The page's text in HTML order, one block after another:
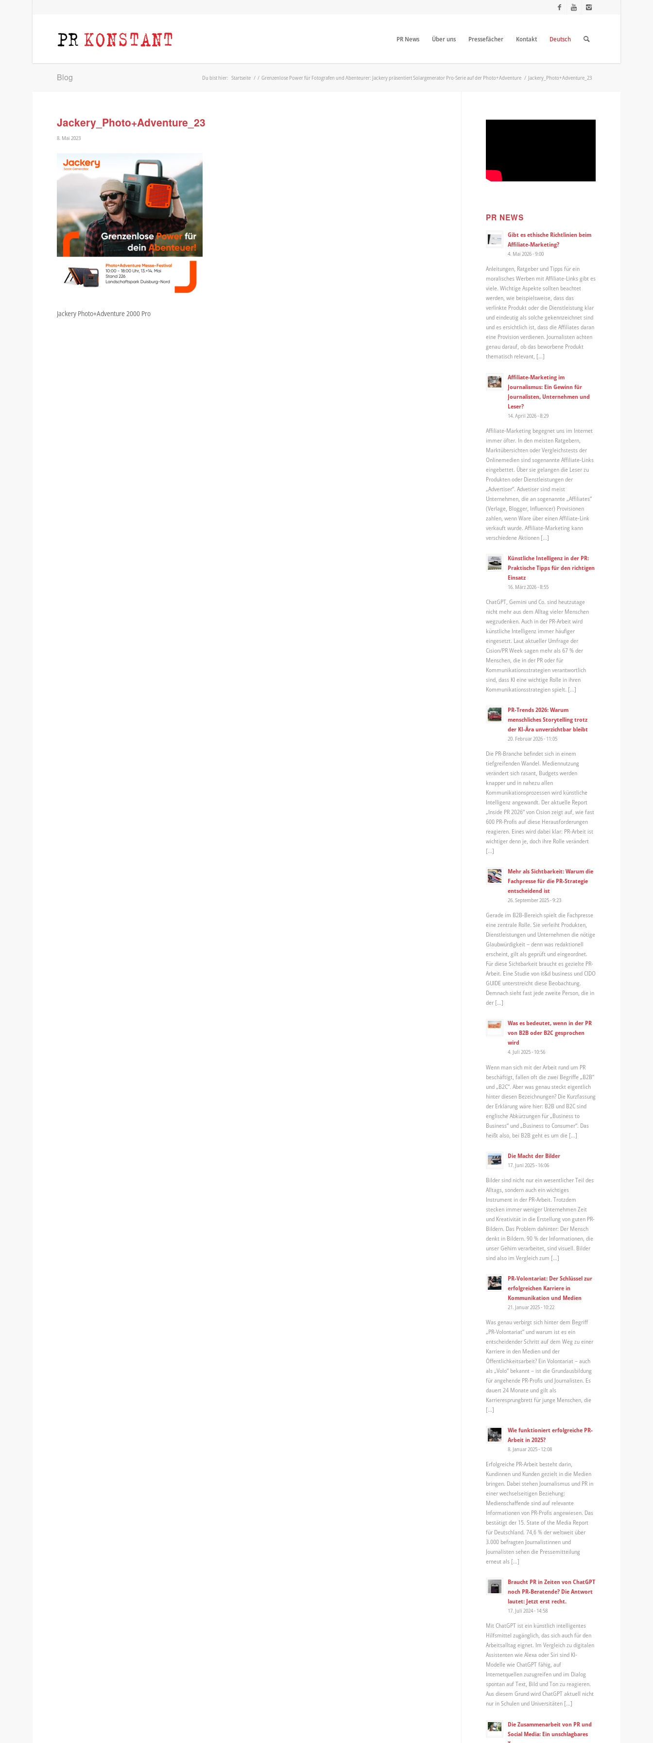
PR News Über uns Pressefächer Kontakt Deutsch
Blog Du bist hier: Startseite / / Grenzenlose Power für Fotografen und Abenteurer: Jackery präsentiert Solargenerator Pro-Serie auf der Photo+Adventure / Jackery_Photo+Adventure_23
Jackery_Photo+Adventure_23
8. Mai 2023
Jackery Photo+Adventure 2000 Pro
PR NEWS
Gibt es ethische Richtlinien beim
Affiliate-Marketing?
4. Mai 2026 - 9:00
Anleitungen, Ratgeber und Tipps für ein
moralisches Werben mit Affiliate-Links gibt es
viele. Wichtige Aspekte sollten beachtet
werden, wie beispielsweise, dass das
verlinkte Produkt oder die Dienstleistung klar
und eindeutig als solche gekennzeichnet sind
und es ersichtlich ist, dass die Affiliates daran
eine Provision verdienen. Journalisten achten
genau darauf, ob das beworbene Produkt
thematisch relevant, […]
Affiliate-Marketing im
Journalismus: Ein Gewinn für
Journalisten, Unternehmen und
Leser?
14. April 2026 - 8:29
Affiliate-Marketing begegnet uns im Internet
immer öfter. In den meisten Ratgebern,
Marktübersichten oder Vergleichstests der
Onlinemedien sind sogenannte Affiliate-Links
eingebettet. Über sie gelangen die Leser zu
Produkten oder Dienstleistungen der
„Advertiser“. Advetiser sind meist
Unternehmen, die an sogenannte „Affiliates“
(Verlage, Blogger, Influencer) Provisionen
zahlen, wenn Ware über einen Affiliate-Link
verkauft wurde. Affiliate-Marketing kann
verschiedene Aktionen […]
Künstliche Intelligenz in der PR:
Praktische Tipps für den richtigen
Einsatz
16. März 2026 - 8:55
ChatGPT, Gemini und Co. sind heutzutage
nicht mehr aus dem Alltag vieler Menschen
wegzudenken. Auch in der PR-Arbeit wird
künstliche Intelligenz immer häufiger
eingesetzt. Laut aktueller Umfrage der
Cision/PR Week sagen mehr als 67 % der
Menschen, die in der PR oder für
Kommunikationsstrategien verantwortlich
sind, dass KI eine wichtige Rolle in ihren
Kommunikationsstrategien spielt. […]
PR-Trends 2026: Warum
menschliches Storytelling trotz
der KI-Ära unverzichtbar bleibt
20. Februar 2026 - 11:05
Die PR-Branche befindet sich in einem
tiefgreifenden Wandel. Mediennutzung
verändert sich rasant, Budgets werden
knapper und in nahezu allen
Kommunikationsprozessen wird künstliche
Intelligenz angewandt. Der aktuelle Report
„Inside PR 2026“ von Cision zeigt auf, wie fast
600 PR-Profis auf diese Herausforderungen
reagieren. Eines wird dabei klar: PR-Arbeit ist
wichtiger denn je, doch ihre Rolle verändert
[…]
Mehr als Sichtbarkeit: Warum die
Fachpresse für die PR-Strategie
entscheidend ist
26. September 2025 - 9:23
Gerade im B2B-Bereich spielt die Fachpresse
eine zentrale Rolle. Sie verleiht Produkten,
Dienstleistungen und Unternehmen die nötige
Glaubwürdigkeit – denn was redaktionell
erscheint, gilt als geprüft und eingeordnet.
Für diese Sichtbarkeit braucht es gezielte PR-
Arbeit. Eine Studie von it&d business und CIDO
GUIDE unterstreicht diese Beobachtung.
Demnach sieht fast jede zweite Person, die in
der […]
Was es bedeutet, wenn in der PR
von B2B oder B2C gesprochen
wird
4. Juli 2025 - 10:56
Wenn man sich mit der Arbeit rund um PR
beschäftigt, fallen oft die zwei Begriffe „B2B“
und „B2C“. Aber was genau steckt eigentlich
hinter diesen Bezeichnungen? Die Kurzfassung
der Erklärung wäre hier: B2B und B2C sind
englische Abkürzungen für „Business to
Business“ und „Business to Consumer“. Das
heißt also, bei B2B geht es um die […]
Die Macht der Bilder
17. Juni 2025 - 16:06
Bilder sind nicht nur ein wesentlicher Teil des
Alltags, sondern auch ein wichtiges
Instrument in der PR-Arbeit. Trotzdem
stecken immer weniger Unternehmen Zeit
und Kreativität in die Erstellung von guten PR-
Bildern. Das Problem dahinter: Der Mensch
denkt in Bildern. 90 % der Informationen, die
unser Gehirn verarbeitet, sind visuell. Bilder
sind also im Vergleich zum […]
PR-Volontariat: Der Schlüssel zur
erfolgreichen Karriere in
Kommunikation und Medien
21. Januar 2025 - 10:22
Was genau verbirgt sich hinter dem Begriff
„PR-Volontariat“ und warum ist es ein
entscheidender Schritt auf dem Weg zu einer
Karriere in den Medien und der
Öffentlichkeitsarbeit? Ein Volontariat – auch
als „Volo“ bekannt – ist die Grundausbildung
für angehende PR-Profis und Journalisten. Es
dauert 24 Monate und gilt als
Karrieresprungbrett für junge Menschen, die
[…]
Wie funktioniert erfolgreiche PR-
Arbeit in 2025?
8. Januar 2025 - 12:08
Erfolgreiche PR-Arbeit besteht darin,
Kundinnen und Kunden gezielt in die Medien
bringen. Dabei stehen Journalismus und PR in
einer wechselseitigen Beziehung:
Medienschaffende sind auf relevante
Informationen von PR-Profis angewiesen. Das
bestätigt der 15. State of the Media Report
für Deutschland. 74,6 % der weltweit über
3.000 befragten Journalistinnen und
Journalisten sehen die Pressemitteilung
erneut als […]
Braucht PR in Zeiten von ChatGPT
noch PR-Beratende? Die Antwort
lautet: Jetzt erst recht.
17. Juli 2024 - 14:58
Mit ChatGPT ist ein künstlich intelligentes
Hilfsmittel zugänglich, das sich auch für den
Arbeitsalltag eignet. Im Vergleich zu digitalen
Assistenten wie Alexa oder Siri sind KI-
Modelle wie ChatGPT fähig, auf
Internetquellen zuzugreifen und im Dialog
spontan auf Text, Bild und Ton zu reagieren.
Aus diesem Grund wird ChatGPT aktuell nicht
nur in Schulen und Universitäten […]
Die Zusammenarbeit von PR und
Social Media: Ein unschlagbares